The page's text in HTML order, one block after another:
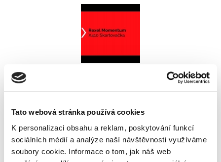
Tato webová stránka používá cookies
K personalizaci obsahu a reklam, poskytování funkcí
sociálních médií a analýze naší návštěvnosti využíváme
soubory cookie. Informace o tom, jak náš web
Osobní skartovací stroj
Momentum X410 (4 x 28 mm)vyhoví potřebám menší
či domácí kanceláře. Praktické rozměry, spolehlivý
výkon a jednoduché ovládání – přesně to, co od osobní
skartovačky očekáváte.